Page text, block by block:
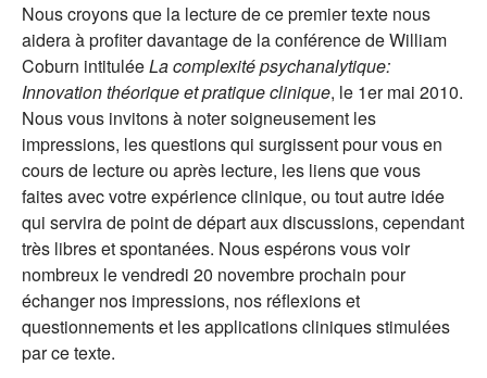
Nous croyons que la lecture de ce premier texte nous
aidera à profiter davantage de la conférence de William
Coburn intituléeLa complexité psychanalytique:
Innovation théorique et pratique clinique, le 1er mai 2010.
Nous vous invitons à noter soigneusement les
impressions, les questions qui surgissent pour vous en
cours de lecture ou après lecture, les liens que vous
faites avec votre expérience clinique, ou tout autre idée
qui servira de point de départ aux discussions, cependant
très libres et spontanées. Nous espérons vous voir
nombreux le vendredi 20 novembre prochain pour
échanger nos impressions, nos réflexions et
questionnements et les applications cliniques stimulées
par ce texte.